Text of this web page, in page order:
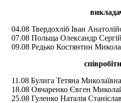
04.08 Твердохліб Іван
07.08 Польща Олександр
09.08 Редько Костянтин
11.08 Булига Тетяна Миколаївна
18.08 Овчаренко Євген
25.08 Гуленко Наталія